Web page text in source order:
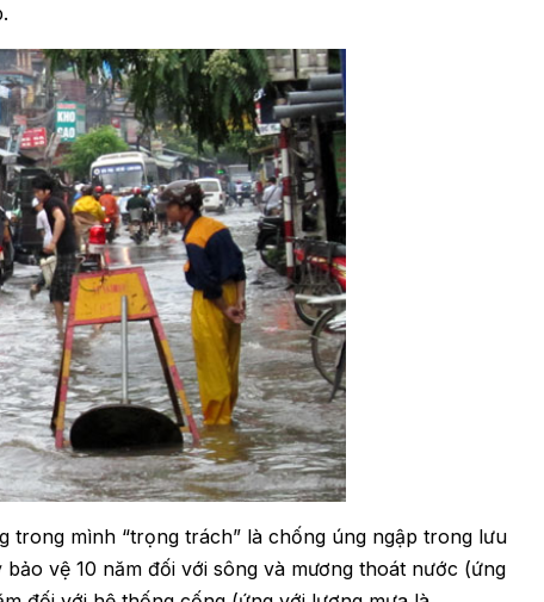
trong mình “trọng trách” là chống úng ngập trong lưu
vệ 10 năm đối với sông và mương thoát nước (ứng